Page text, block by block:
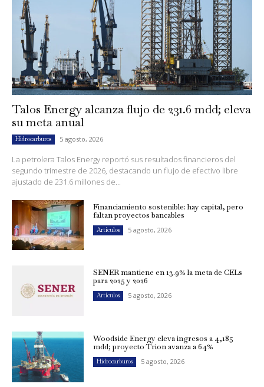
Talos Energy alcanza flujo de 231.6 mdd; eleva
su meta anual
Hidrocarburos 5 agosto, 2026
La petrolera Talos Energy reportó sus resultados financieros del
segundo trimestre de 2026, destacando un flujo de efectivo libre
ajustado de 231.6 millones de...
Financiamiento sostenible: hay capital, pero
faltan proyectos bancables
Artículos 5 agosto, 2026
SENER mantiene en 13.9% la meta de CELs
para 2025 y 2026
Artículos 5 agosto, 2026
Woodside Energy eleva ingresos a 4,185
mdd; proyecto Trion avanza a 64%
Hidrocarburos 5 agosto, 2026